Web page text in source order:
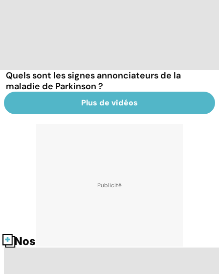
Quels sont les signes annonciateurs de la
maladie de Parkinson ?
Plus de vidéos
Nos fiches santé